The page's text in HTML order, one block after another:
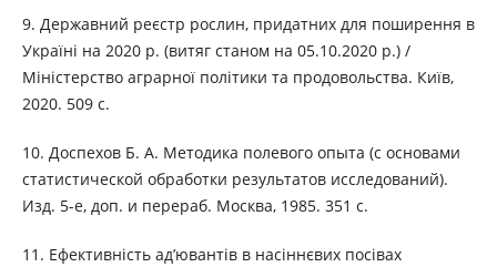
9. Державний реєстр рослин, придатних для поширення в
Україні на 2020 р. (витяг станом на 05.10.2020 р.) /
Міністерство аграрної політики та продовольства. Київ,
2020. 509 с.
10. Доспехов Б. А. Методика полевого опыта (с основами
статистической обработки результатов исследований).
Изд. 5-е, доп. и перераб. Москва, 1985. 351 с.
11. Ефективність ад’ювантів в насіннєвих посівах